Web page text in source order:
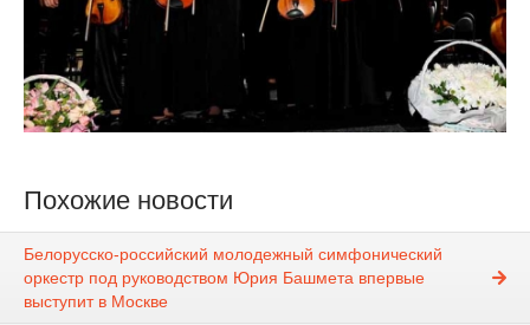
Похожие новости
Белорусско-российский молодежный симфонический
оркестр под руководством Юрия Башмета впервые
выступит в Москве